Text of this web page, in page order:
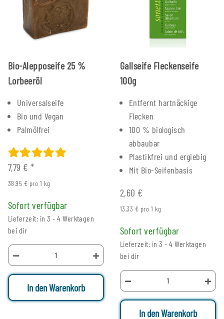
Bio-Alepposeife 25 %
Lorbeeröl
Universalseife
Bio und Vegan
Palmölfrei
7,79 €*
38,95 € pro 1 kg
Sofort verfügbar
Lieferzeit: in 3 - 4 Werktagen
bei dir
In den Warenkorb
Gallseife Fleckenseife
100g
Entfernt hartnäckige
Flecken
100 % biologisch
abbaubar
Plastikfrei und ergiebig
Mit Bio-Seifenbasis
2,60 €
13,33 € pro 1 kg
Sofort verfügbar
Lieferzeit: in 3 - 4 Werktagen
bei dir
In den Warenkorb